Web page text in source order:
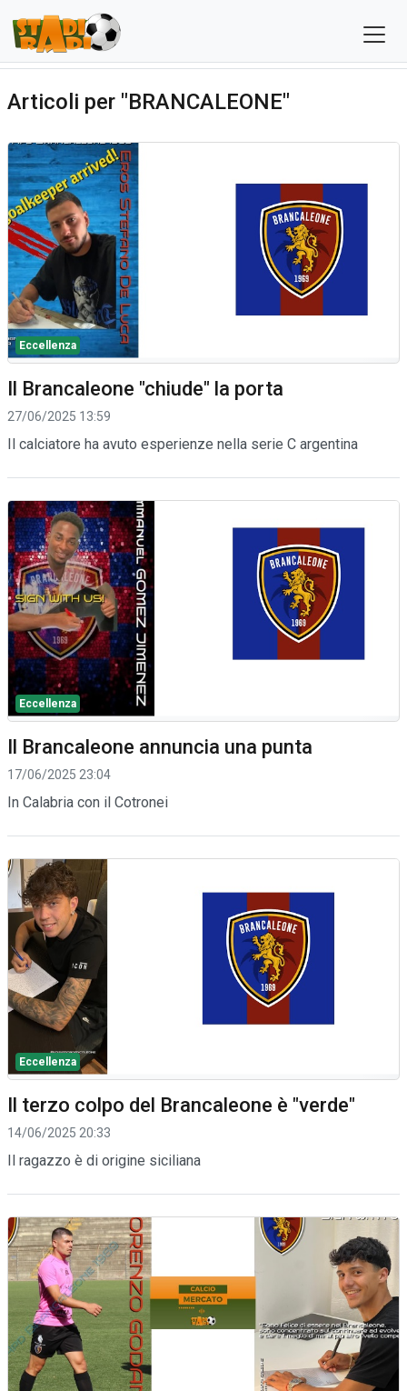
Articoli per "BRANCALEONE"
Eccellenza
Il Brancaleone "chiude" la porta
27/06/2025 13:59
Il calciatore ha avuto esperienze nella serie C argentina
Eccellenza
Il Brancaleone annuncia una punta
17/06/2025 23:04
In Calabria con il Cotronei
Eccellenza
Il terzo colpo del Brancaleone è "verde"
14/06/2025 20:33
Il ragazzo è di origine siciliana